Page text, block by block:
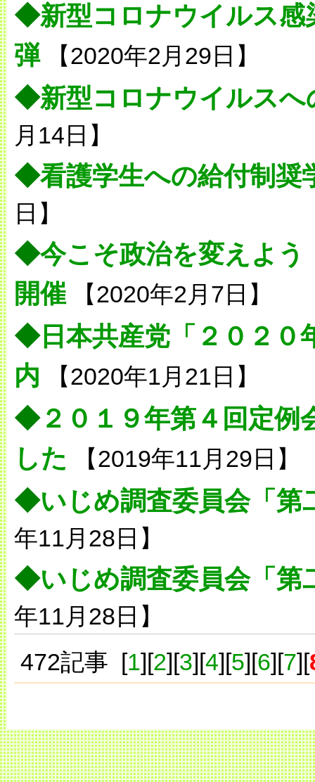
◆新型コロナウイルス
弾【2020年2月29日】
◆新型コロナウイルス
月14日】
◆看護学生への給付制奨
日】
◆今こそ政治を変えよう
開催 【2020年2月7日】
◆日本共産党「２０２０
内 【2020年1月21日】
◆２０１９年第４回定
した
【2019年11月29日】
◆いじめ調査委員会「第
年11月28日】
◆いじめ調査委員会「第
年11月28日】
472記事 [1][2][3][4][5][6][7][